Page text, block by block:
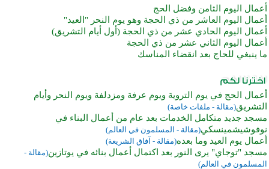
أعمال اليوم الثامن وفضل الحج
أعمال اليوم العاشر من ذي الحجة وهو يوم النحر "العيد"
أعمال اليوم الحادي عشر من ذي الحجة (أول أيام التشريق)
أعمال اليوم الثاني عشر من ذي الحجة
ما ينبغي للحاج بعد انقضاء المناسك
أعمال الحج في يوم التروية ويوم عرفة ومزدلفة ويوم النحر وأيام
التشريق(مقالة - ملفات خاصة)
مسجد جديد متكامل الخدمات بعد عام من أعمال البناء في
نوفوشيشمينسكي(مقالة - المسلمون في العالم)
أعمال يوم العيد وما بعده(مقالة - آفاق الشريعة)
مسجد "توجاي" يرى النور بعد اكتمال أعمال بنائه في يوتازين(مقالة -
المسلمون في العالم)